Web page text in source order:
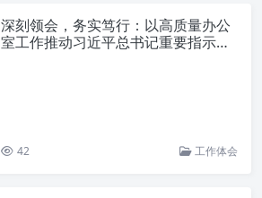
深刻领会，务实笃行：以高质量办公
室工作推动习近平总书记重要指示精
42 工作体会